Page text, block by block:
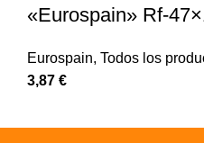
«Eurospain» Rf-
Eurospain, Todos los
3,87 €